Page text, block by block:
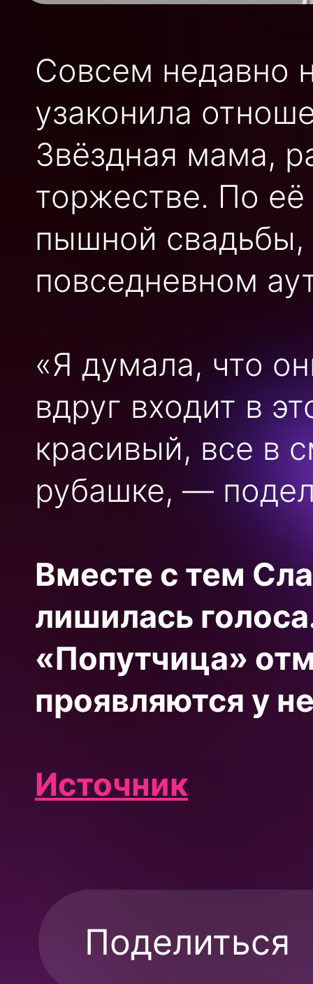
Совсем недавно
узаконила
Звёздная мама,
торжестве. По
пышной свадьбы,
повседневном
«Я думала, что
вдруг входит в
красивый, все в
рубашке, —
Вместе с тем
лишилась
«Попутчица»
проявляются у
Источник
Поделиться